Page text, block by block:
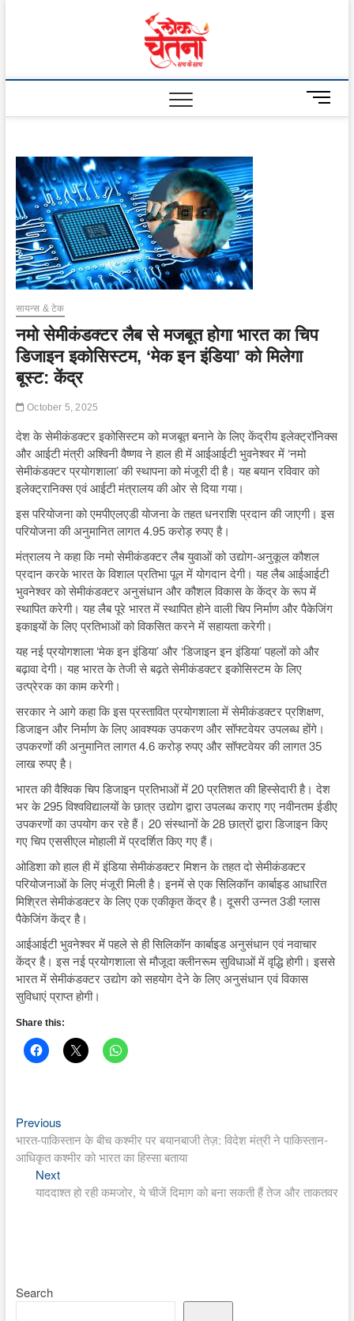
M
e
सायन्स & टेक
नमो सेमीकंडक्टर लैब से मजबूत होगा भारत का चिप
डिजाइन इकोसिस्टम, ‘मेक इन इंडिया’ को मिलेगा
बूस्ट: केंद्र
October 5, 2025
देश के सेमीकंडक्टर इकोसिस्टम को मजबूत बनाने के लिए केंद्रीय इलेक्ट्रॉनिक्स
और आईटी मंत्री अश्विनी वैष्णव ने हाल ही में आईआईटी भुवनेश्वर में ‘नमो
सेमीकंडक्टर प्रयोगशाला’ की स्थापना को मंजूरी दी है। यह बयान रविवार को
इलेक्ट्रानिक्स एवं आईटी मंत्रालय की ओर से दिया गया।
इस परियोजना को एमपीएलएडी योजना के तहत धनराशि प्रदान की जाएगी। इस
परियोजना की अनुमानित लागत 4.95 करोड़ रुपए है।
मंत्रालय ने कहा कि नमो सेमीकंडक्टर लैब युवाओं को उद्योग-अनुकूल कौशल
प्रदान करके भारत के विशाल प्रतिभा पूल में योगदान देगी। यह लैब आईआईटी
भुवनेश्वर को सेमीकंडक्टर अनुसंधान और कौशल विकास के केंद्र के रूप में
स्थापित करेगी। यह लैब पूरे भारत में स्थापित होने वाली चिप निर्माण और पैकेजिंग
इकाइयों के लिए प्रतिभाओं को विकसित करने में सहायता करेगी।
यह नई प्रयोगशाला ‘मेक इन इंडिया’ और ‘डिजाइन इन इंडिया’ पहलों को और
बढ़ावा देगी। यह भारत के तेजी से बढ़ते सेमीकंडक्टर इकोसिस्टम के लिए
उत्प्रेरक का काम करेगी।
सरकार ने आगे कहा कि इस प्रस्तावित प्रयोगशाला में सेमीकंडक्टर प्रशिक्षण,
डिजाइन और निर्माण के लिए आवश्यक उपकरण और सॉफ्टवेयर उपलब्ध होंगे।
उपकरणों की अनुमानित लागत 4.6 करोड़ रुपए और सॉफ्टवेयर की लागत 35
लाख रुपए है।
भारत की वैश्विक चिप डिजाइन प्रतिभाओं में 20 प्रतिशत की हिस्सेदारी है। देश
भर के 295 विश्वविद्यालयों के छात्र उद्योग द्वारा उपलब्ध कराए गए नवीनतम ईडीए
उपकरणों का उपयोग कर रहे हैं। 20 संस्थानों के 28 छात्रों द्वारा डिजाइन किए
गए चिप एससीएल मोहाली में प्रदर्शित किए गए हैं।
ओडिशा को हाल ही में इंडिया सेमीकंडक्टर मिशन के तहत दो सेमीकंडक्टर
परियोजनाओं के लिए मंजूरी मिली है। इनमें से एक सिलिकॉन कार्बाइड आधारित
मिश्रित सेमीकंडक्टर के लिए एक एकीकृत केंद्र है। दूसरी उन्नत 3डी ग्लास
पैकेजिंग केंद्र है।
आईआईटी भुवनेश्वर में पहले से ही सिलिकॉन कार्बाइड अनुसंधान एवं नवाचार
केंद्र है। इस नई प्रयोगशाला से मौजूदा क्लीनरूम सुविधाओं में वृद्धि होगी। इससे
भारत में सेमीकंडक्टर उद्योग को सहयोग देने के लिए अनुसंधान एवं विकास
सुविधाएं प्राप्‍त होगी।
Share this:
Post
navigation
PreviousPrevious
post:
भारत-पाकिस्तान के बीच कश्मीर पर बयानबाजी तेज़: विदेश मंत्री ने पाकिस्तान-
आधिकृत कश्मीर को भारत का हिस्सा बताया
NextNext
post:
याददाश्त हो रही कमजोर, ये चीजें दिमाग को बना सकती हैं तेज और ताकतवर
Search